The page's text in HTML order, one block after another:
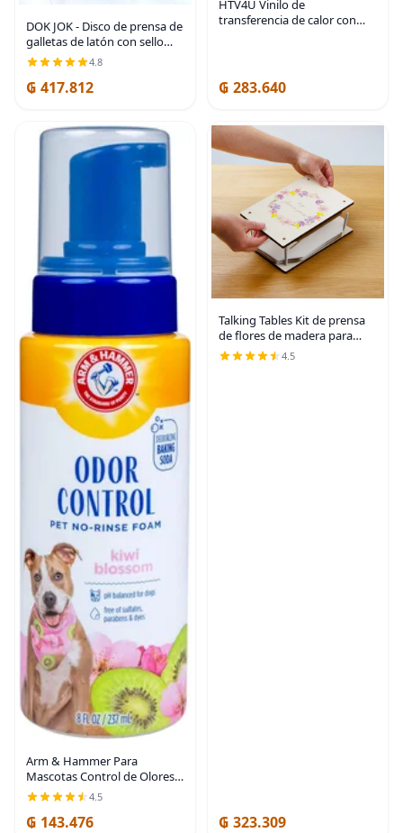
DOK JOK - Disco de prensa de
galletas de latón con sello
original del fabricante de
país, molde de flor de loto,
peso neto de primavera
4.8
₲ 417.812
HTV4U Vinilo de
transferencia de calor con
papel de prensa de
₲ 283.640
Arm & Hammer Para
Mascotas Control de Olores
Sin Enjuague Espuma Perros
Aroma de Flor de Kiwi
Desodorizante de
4.5
₲ 143.476
Talking Tables Kit de prensa
de flores de madera para
suministros de arte y
manualidades o decoración
4.5
₲ 323.309